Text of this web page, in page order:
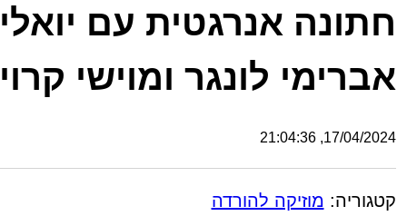
חתונה אנרגטית עם יואלי
אברימי לונגר ומוישי
17/04/2024, 21:04:36
קטגוריה: מוזיקה להורדה